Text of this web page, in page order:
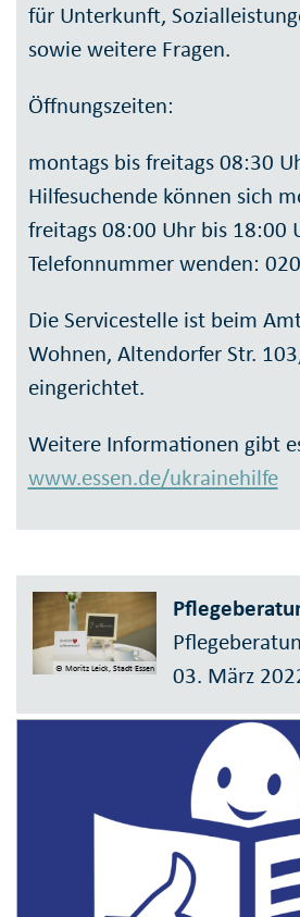
für Unterkunft,
sowie weitere Fragen.
Öffnungszeiten:
montags bis freitags 08:30
Hilfesuchende können sich
freitags 08:00 Uhr bis 18:00
Telefonnummer wenden:
Die Servicestelle ist beim
Wohnen, Altendorfer Str.
eingerichtet.
Weitere Informationen gibt
www.essen.de/ukrainehilfe
© Moritz Leick, Stadt Essen
03. März